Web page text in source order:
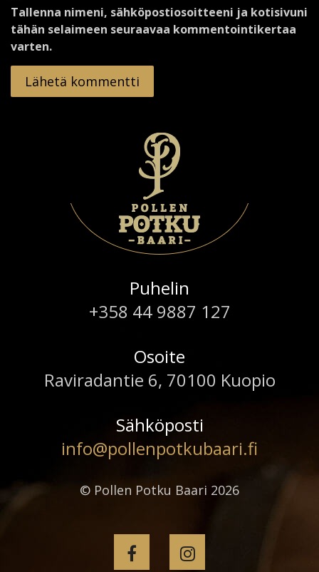
Tallenna nimeni, sähköpostiosoitteeni ja kotisivuni
tähän selaimeen seuraavaa kommentointikertaa
varten.
Puhelin
+358 44 9887 127
Osoite
Raviradantie 6, 70100 Kuopio
Sähköposti
info@pollenpotkubaari.fi
© Pollen Potku Baari 2026